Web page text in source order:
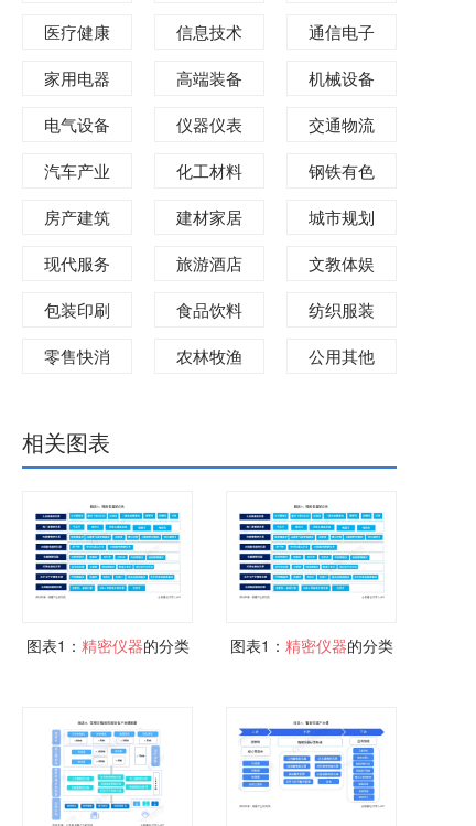
医疗健康
信息技术
通信电子
家用电器
高端装备
机械设备
电气设备
仪器仪表
交通物流
汽车产业
化工材料
钢铁有色
房产建筑
建材家居
城市规划
现代服务
旅游酒店
文教体娱
包装印刷
食品饮料
纺织服装
零售快消
农林牧渔 公用其他
相关图表
图表1： 精密仪器的分类 图表1： 精密仪器的分类